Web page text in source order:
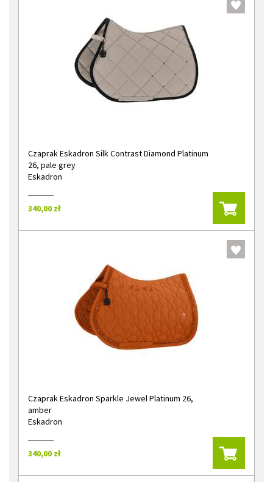
Czaprak Eskadron Silk Contrast Diamond Platinum
26, pale grey
Eskadron
340,00 zł
Czaprak Eskadron Sparkle Jewel Platinum 26,
amber
Eskadron
340,00 zł